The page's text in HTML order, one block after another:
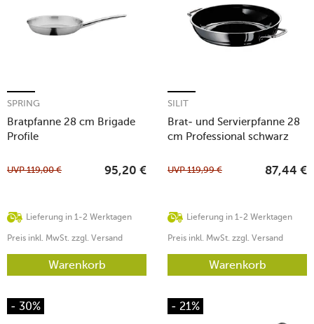
Bratpfanne 28 cm Brigade
Profile
SPRING
Lieferung in 1-2 Werktagen
UVP119,00 € 95,20 €
Preis inkl. MwSt. zzgl. Versand
Warenkorb
Brat- und Servierpfanne 28
cm Professional schwarz
SILIT
Lieferung in 1-2 Werktagen
UVP119,99 € 87,44 €
Preis inkl. MwSt. zzgl. Versand
Warenkorb
- 30% - 21%